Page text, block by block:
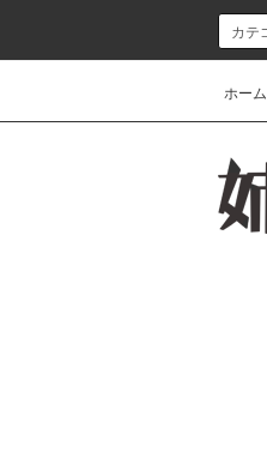
ホーム